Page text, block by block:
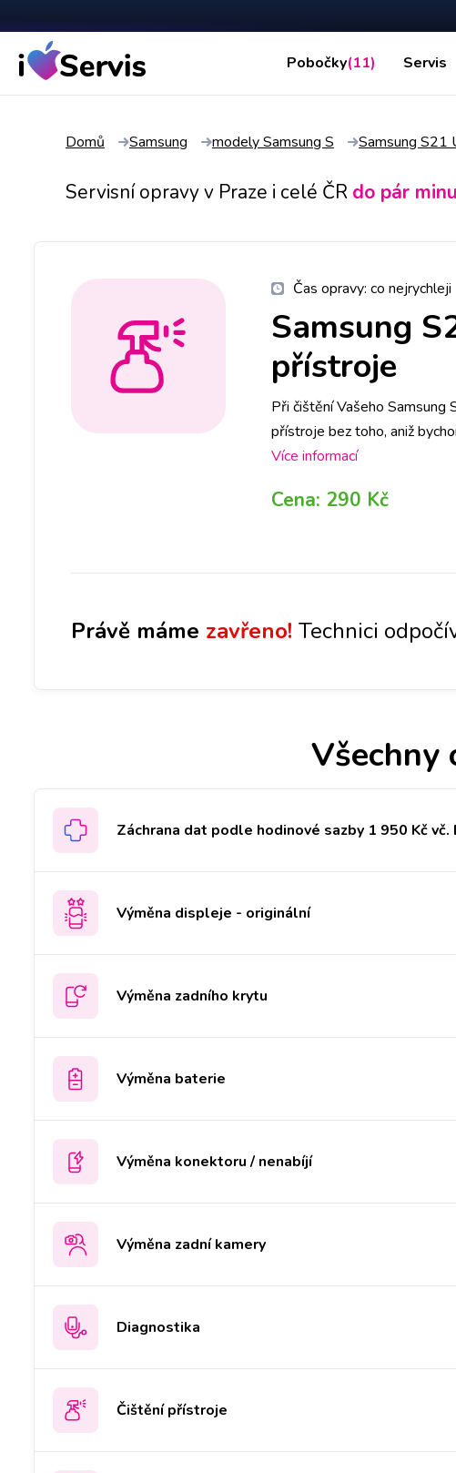
Pobočky(11) Servis
Domů Samsung modely Samsung S Samsung S21
Servisní opravy v Praze i celé ČR do pár
Čas opravy: co nejrychleji
Samsung
přístroje
Při čištění Vašeho
přístroje bez toho, aniž
pobočce a za půl hodiny máte
Více informací
Cena: 290 Kč
Právě máme zavřeno! Technici
Všechny
Záchrana dat podle hodinové sazby 1 950 Kč vč.
Výměna displeje - originální
Výměna zadního krytu
Výměna baterie
Výměna konektoru / nenabíjí
Výměna zadní kamery
Diagnostika
Čištění přístroje